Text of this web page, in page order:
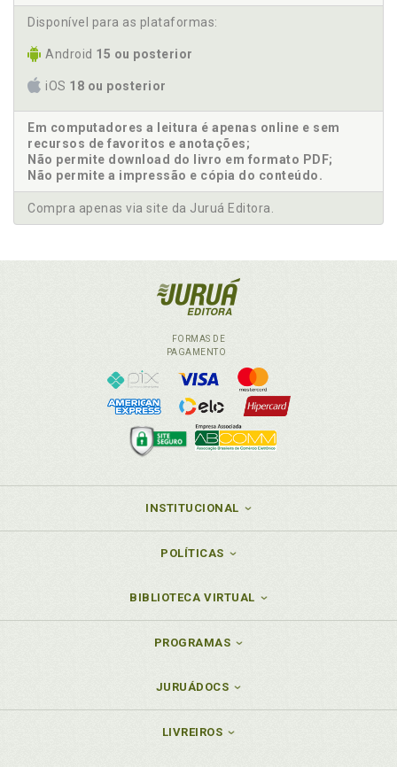
Disponível para as plataformas:
Android 15 ou posterior
iOS 18 ou posterior
Em computadores a leitura é apenas online e sem
recursos de favoritos e anotações;
Não permite download do livro em formato PDF;
Não permite a impressão e cópia do conteúdo.
Compra apenas via site da Juruá Editora.
FORMAS DE
PAGAMENTO
INSTITUCIONAL
POLÍTICAS
BIBLIOTECA VIRTUAL
PROGRAMAS
JURUÁDOCS
LIVREIROS